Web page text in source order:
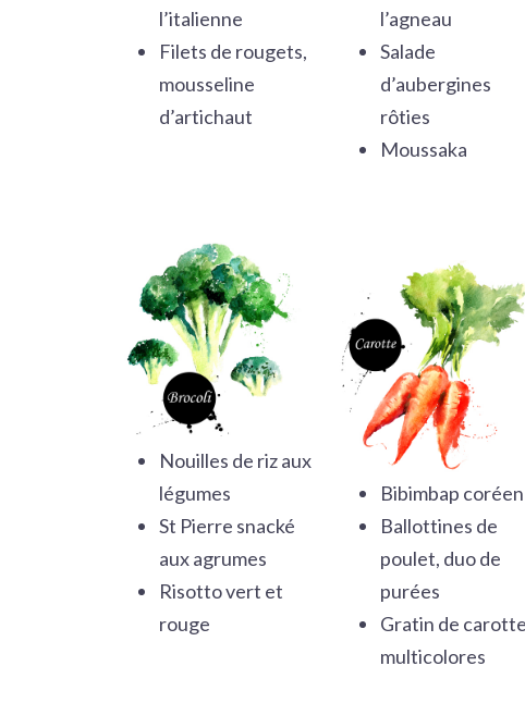
l’italienne
Filets de rougets,
mousseline
d’artichaut
Nouilles de riz aux
légumes
St Pierre snacké
aux agrumes
Risotto vert et
rouge
l’agneau
Salade
d’aubergines
rôties
Moussaka
Bibimbap coréen
Ballottines de
poulet, duo de
purées
Gratin de
multicolores